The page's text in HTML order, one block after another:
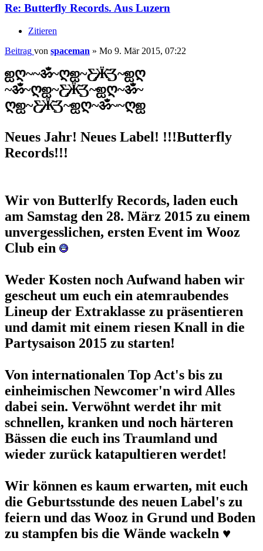
Re: Butterfly Records. Aus Luzern
Zitieren
Beitrag von spaceman » Mo 9. Mär 2015, 07:22
ஐღ~~ॐ~ღஐ~Ƹ̵̡Ӝ̵̨̄Ʒ~ஐღ
~ॐ~ღஐ~Ƹ̵̡Ӝ̵̨̄Ʒ~ஐღ~ॐ~
ღஐ~Ƹ̵̡Ӝ̵̨̄Ʒ~ஐღ~ॐ~~ღஐ
Neues Jahr! Neues Label! !!!Butterfly
Records!!!
Wir von Butterlfy Records, laden euch
am Samstag den 28. März 2015 zu einem
unvergesslichen, ersten Event im Wooz
Club ein
Weder Kosten noch Aufwand haben wir
gescheut um euch ein atemraubendes
Lineup der Extraklasse zu präsentieren
und damit mit einem riesen Knall in die
Partysaison 2015 zu starten!
Von internationalen Top Act's bis zu
einheimischen Newcomer'n wird Alles
dabei sein. Verwöhnt werdet ihr mit
schnellen, kranken und noch härteren
Bässen die euch ins Traumland und
wieder zurück katapultieren werdet!
Wir können es kaum erwarten, mit euch
die Geburtsstunde des neuen Label's zu
feiern und das Wooz in Grund und Boden
zu stampfen bis die Wände wackeln ♥